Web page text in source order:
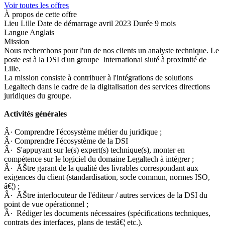
Voir toutes les offres
À propos de cette offre
Lieu Lille Date de démarrage avril 2023 Durée 9 mois
Langue Anglais
Mission
Nous recherchons pour l'un de nos clients un analyste technique. Le
poste est à la DSI d'un groupe International siuté à proximité de
Lille.
La mission consiste à contribuer à l'intégrations de solutions
Legaltech dans le cadre de la digitalisation des services directions
juridiques du groupe.
Activités générales
Â· Comprendre l'écosystème métier du juridique ;
Â· Comprendre l'écosystème de la DSI
Â· S'appuyant sur le(s) expert(s) technique(s), monter en
compétence sur le logiciel du domaine Legaltech à intégrer ;
Â· ÃŠtre garant de la qualité des livrables correspondant aux
exigences du client (standardisation, socle commun, normes ISO,
â€¦) ;
Â· ÃŠtre interlocuteur de l'éditeur / autres services de la DSI du
point de vue opérationnel ;
Â· Rédiger les documents nécessaires (spécifications techniques,
contrats des interfaces, plans de testâ€¦ etc.).